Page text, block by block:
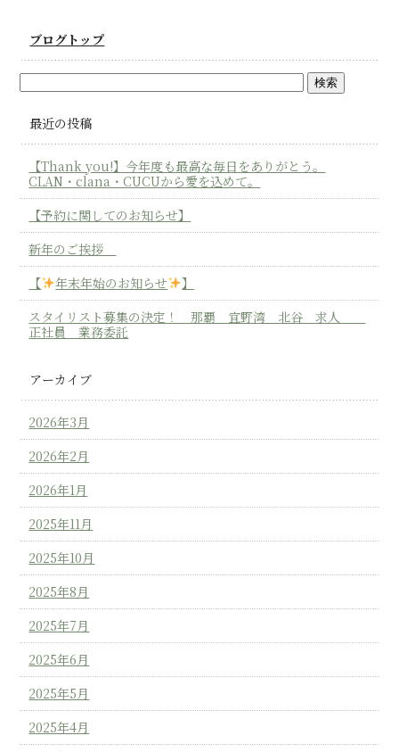
ブログトップ
最近の投稿
【Thank you!】今年度も最高な毎日をありがとう。
CLAN・clana・CUCUから愛を込めて。
【予約に関してのお知らせ】
新年のご挨拶
【
年末年始のお知らせ
】
スタイリスト募集の決定！ 那覇 宜野湾 北谷 求人
正社員 業務委託
アーカイブ
2026年3月
2026年2月
2026年1月
2025年11月
2025年10月
2025年8月
2025年7月
2025年6月
2025年5月
2025年4月